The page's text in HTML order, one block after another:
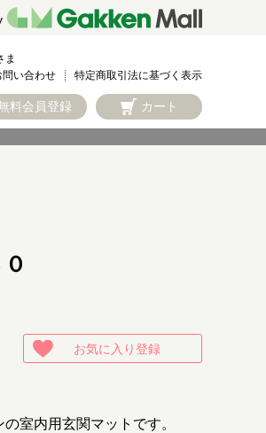
ま
問い合わせ 特定商取引法に基づく表示
料会員登録 カート
お気に入り登録
の室内用玄関マットです。